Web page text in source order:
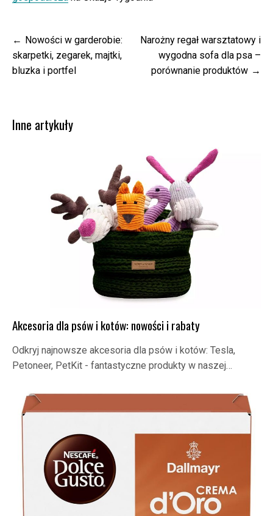
Nawigacja
wpisu
Nowości w garderobie:
skarpetki, zegarek, majtki,
bluzka i portfel
Narożny regał warsztatowy i
wygodna sofa dla psa –
porównanie produktów
Inne artykuły
Akcesoria dla psów i kotów: nowości i rabaty
Odkryj najnowsze akcesoria dla psów i kotów: Tesla,
Petoneer, PetKit - fantastyczne produkty w naszej…